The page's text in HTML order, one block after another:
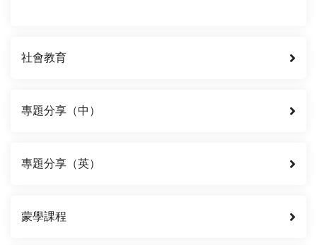
社會教育
專題分享（中）
專題分享（英）
蒙學課程